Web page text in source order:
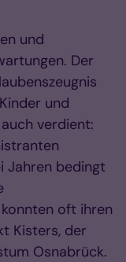
und
Der
und
verdient:
Jahren bedingt
oft ihren
Kisters, der
Osnabrück.